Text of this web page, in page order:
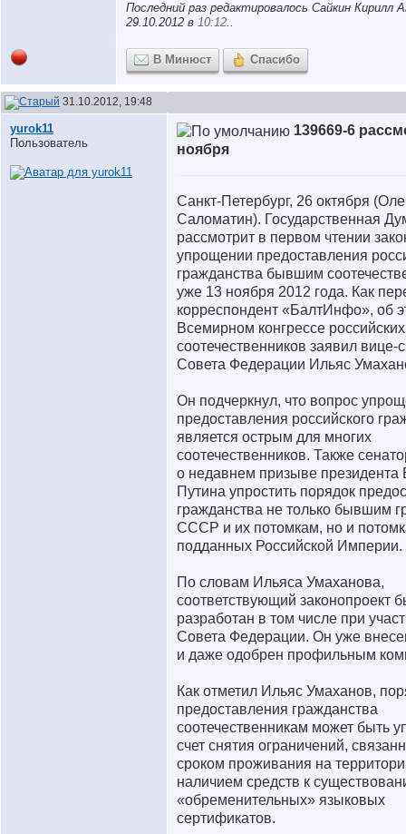
Последний раз редактировалось Сайкин Кирилл
29.10.2012 в 10:12..
В Минюст Спасибо
31.10.2012, 19:48
yurok11
Пользователь
139669-6
ноября
Санкт-Петербург, 26 октября
Саломатин). Государственная
рассмотрит в первом чтении
упрощении предоставления
гражданства бывшим
уже 13 ноября 2012 года. Как
корреспондент «БалтИнфо», об
Всемирном конгрессе российских
соотечественников заявил вице-
Совета Федерации Ильяс
Он подчеркнул, что вопрос
предоставления российского
является острым для многих
соотечественников. Также
о недавнем призыве президента
Путина упростить порядок
гражданства не только бывшим
СССР и их потомкам, но и
подданных Российской Империи.
По словам Ильяса Умаханова,
соответствующий законопроект
разработан в том числе при
Совета Федерации. Он уже
и даже одобрен профильным
Как отметил Ильяс Умаханов,
предоставления гражданства
соотечественникам может быть
счет снятия ограничений,
сроком проживания на
наличием средств к
«обременительных» языковых
сертификатов.